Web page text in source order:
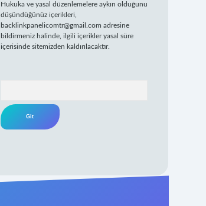
Hukuka ve yasal düzenlemelere aykırı olduğunu
düşündüğünüz içerikleri,
backlinkpanelicomtr@gmail.com adresine
bildirmeniz halinde, ilgili içerikler yasal süre
içerisinde sitemizden kaldırılacaktır.